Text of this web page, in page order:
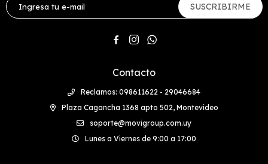
Contacto
Reclamos: 098611622 - 29046684
Plaza Cagancha 1368 apto 502, Montevideo
soporte@movigroup.com.uy
Lunes a Viernes de 9:00 a 17:00
SUSCRIBIRME
  